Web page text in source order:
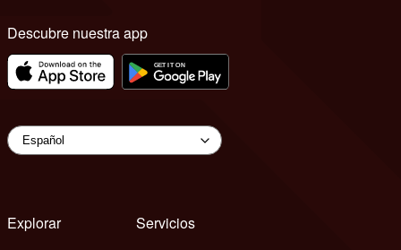
Descubre nuestra app
Explorar
Servicios